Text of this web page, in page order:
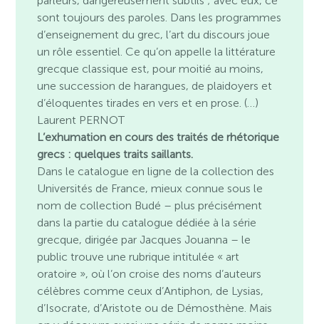
sont toujours des paroles. Dans les programmes
d’enseignement du grec, l’art du discours joue
un rôle essentiel. Ce qu’on appelle la littérature
grecque classique est, pour moitié au moins,
une succession de harangues, de plaidoyers et
d’éloquentes tirades en vers et en prose. (…)
Laurent PERNOT
L’exhumation en cours des traités de rhétorique
grecs : quelques traits saillants.
Dans le catalogue en ligne de la collection des
Universités de France, mieux connue sous le
nom de collection Budé – plus précisément
dans la partie du catalogue dédiée à la série
grecque, dirigée par Jacques Jouanna – le
public trouve une rubrique intitulée « art
oratoire », où l’on croise des noms d’auteurs
célèbres comme ceux d’Antiphon, de Lysias,
d’Isocrate, d’Aristote ou de Démosthène. Mais